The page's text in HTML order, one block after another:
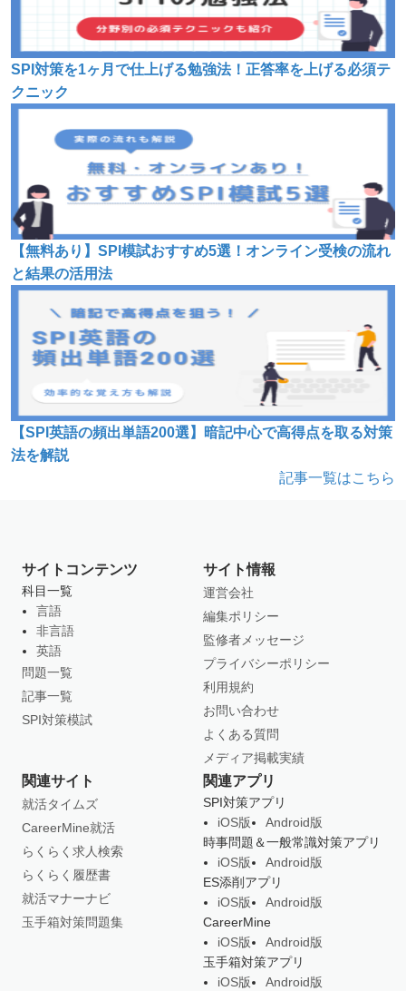
SPI対策を1ヶ月で仕上げる勉強法！正答率を上げる必須テ
クニック
【無料あり】SPI模試おすすめ5選！オンライン受検の流れ
と結果の活用法
【SPI英語の頻出単語200選】暗記中心で高得点を取る対策
法を解説
記事一覧はこちら
サイトコンテンツ
科目一覧
言語
非言語
英語
問題一覧
記事一覧
SPI対策模試
サイト情報
運営会社
編集ポリシー
監修者メッセージ
プライバシーポリシー
利用規約
お問い合わせ
よくある質問
メディア掲載実績
関連サイト
就活タイムズ
CareerMine就活
らくらく求人検索
らくらく履歴書
就活マナーナビ
玉手箱対策問題集
関連アプリ
SPI対策アプリ
iOS版
Android版
時事問題＆一般常識対策アプリ
iOS版
Android版
ES添削アプリ
iOS版
Android版
CareerMine
iOS版
Android版
玉手箱対策アプリ
iOS版
Android版